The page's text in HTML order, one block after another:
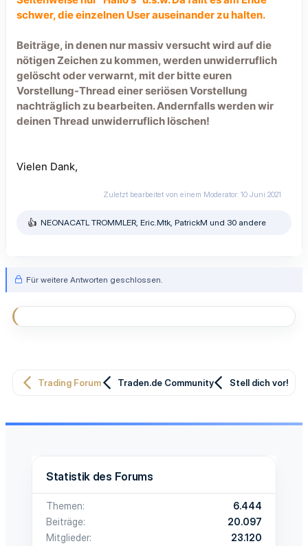
schwer, die einzelnen User auseinander zu halten.
Beiträge, in denen nur massiv versucht wird auf die
nötigen Zeichen zu kommen, werden unwiderruflich
gelöscht oder verwarnt, mit der bitte euren
Vorstellung-Thread einer seriösen Vorstellung
nachträglich zu bearbeiten. Andernfalls werden wir
deinen Thread unwiderruflich löschen!
Vielen Dank,
Zuletzt bearbeitet von einem Moderator: 10 Juni 2021
R
i
n
n
NEONACATL TROMMLER Eric.Mtk PatrickM und 30 andere
Für weitere Antworten geschlossen.
Trading Forum Traden.de Community Stell dich vor!
Statistik des Forums
Themen
6.444
Beiträge
20.097
Mitglieder
23.120